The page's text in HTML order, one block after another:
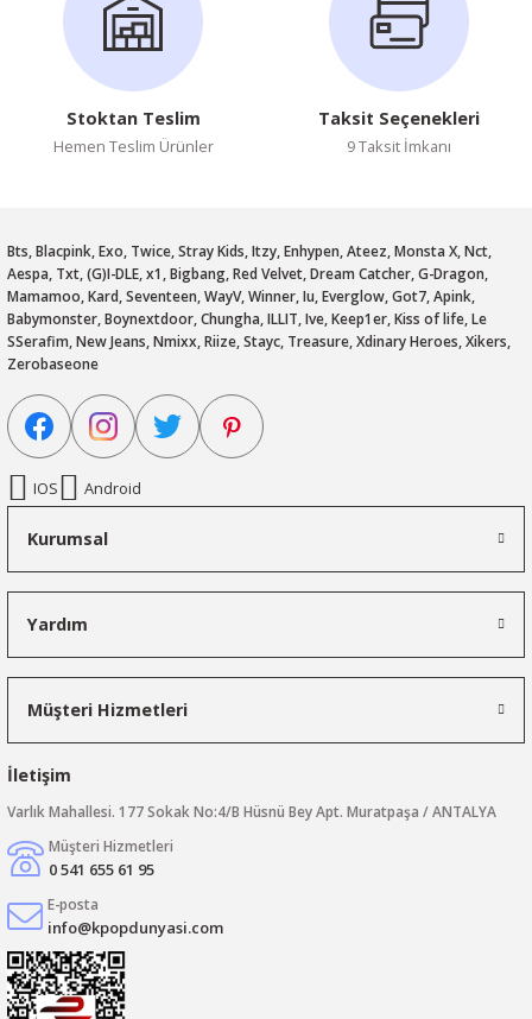
Stoktan Teslim
Hemen Teslim Ürünler
Taksit Seçenekleri
9 Taksit İmkanı
Bts, Blacpink, Exo, Twice, Stray Kids, Itzy, Enhypen, Ateez, Monsta X, Nct,
Aespa, Txt, (G)I-DLE, x1, Bigbang, Red Velvet, Dream Catcher, G-Dragon,
Mamamoo, Kard, Seventeen, WayV, Winner, Iu, Everglow, Got7, Apink,
Babymonster, Boynextdoor, Chungha, ILLIT, Ive, Keep1er, Kiss of life, Le
SSerafim, New Jeans, Nmixx, Riize, Stayc, Treasure, Xdinary Heroes, Xikers,
Zerobaseone
IOS Android
Kurumsal
Yardım
Müşteri Hizmetleri
İletişim
Varlık Mahallesi. 177 Sokak No:4/B Hüsnü Bey Apt. Muratpaşa / ANTALYA
Müşteri Hizmetleri
0 541 655 61 95
E-posta
info@kpopdunyasi.com